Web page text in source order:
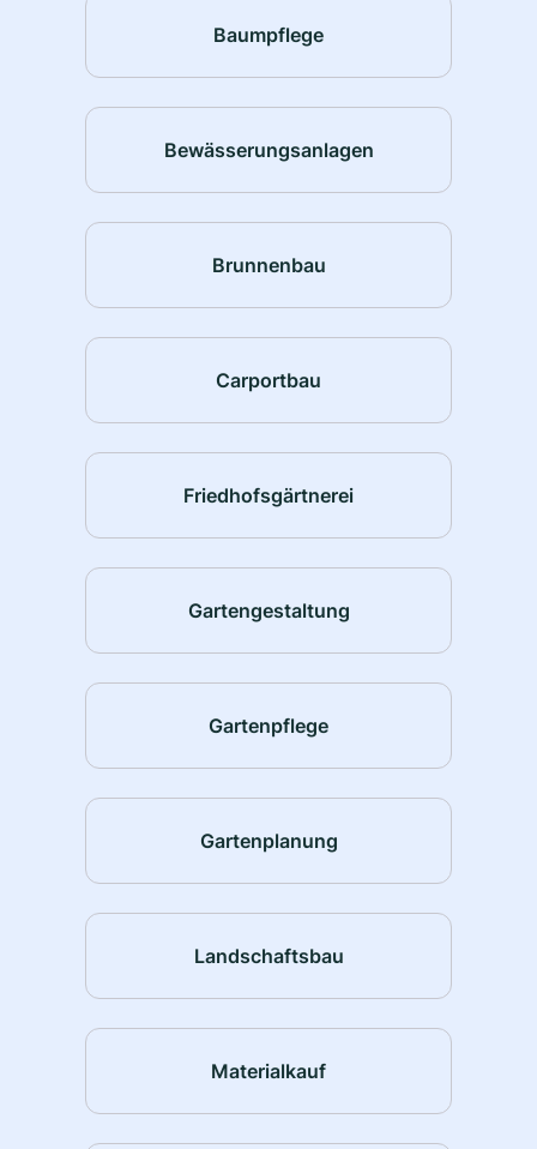
Baumpflege
Bewässerungsanlagen
Brunnenbau
Carportbau
Friedhofsgärtnerei
Gartengestaltung
Gartenpflege
Gartenplanung
Landschaftsbau
Materialkauf